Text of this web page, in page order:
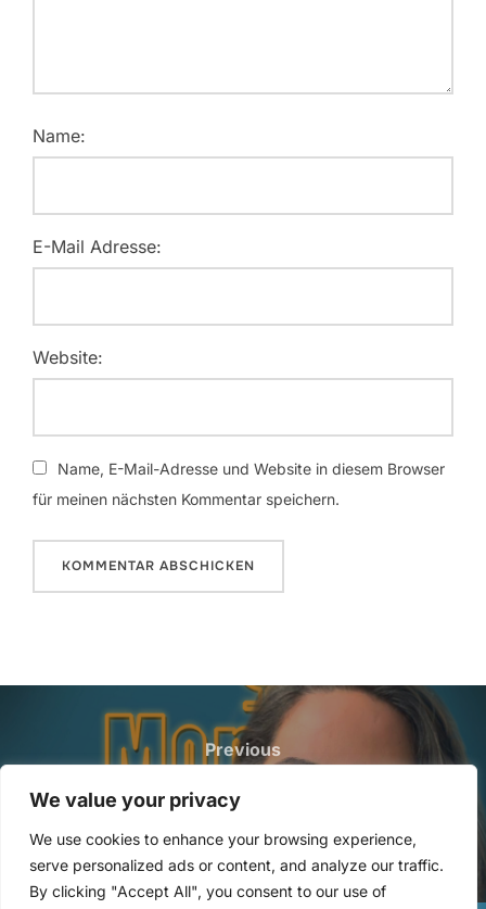
We value your privacy
We use cookies to enhance your browsing experience,
serve personalized ads or content, and analyze our traffic.
By clicking "Accept All", you consent to our use of
Name:
E-Mail Adresse:
Website:
Name, E-Mail-Adresse und Website in diesem Browser
für meinen nächsten Kommentar speichern.
Beitragsnavigation
Previous
Previous
75: Auf die grüne Wiese mit Aylin
Topallar